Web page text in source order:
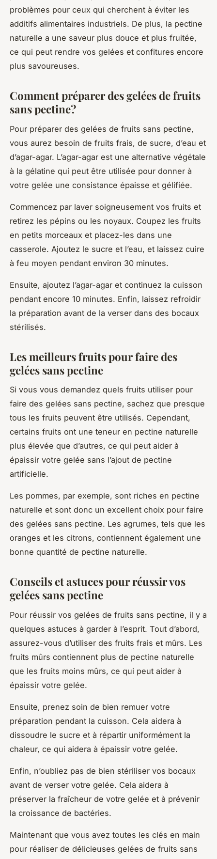
problèmes pour ceux qui cherchent à éviter les
additifs alimentaires industriels. De plus, la pectine
naturelle a une saveur plus douce et plus fruitée,
ce qui peut rendre vos gelées et confitures encore
plus savoureuses.
Comment préparer des gelées de fruits
sans pectine?
Pour préparer des gelées de fruits sans pectine,
vous aurez besoin de fruits frais, de sucre, d’eau et
d’agar-agar. L’agar-agar est une alternative végétale
à la gélatine qui peut être utilisée pour donner à
votre gelée une consistance épaisse et gélifiée.
Commencez par laver soigneusement vos fruits et
retirez les pépins ou les noyaux. Coupez les fruits
en petits morceaux et placez-les dans une
casserole. Ajoutez le sucre et l’eau, et laissez cuire
à feu moyen pendant environ 30 minutes.
Ensuite, ajoutez l’agar-agar et continuez la cuisson
pendant encore 10 minutes. Enfin, laissez refroidir
la préparation avant de la verser dans des bocaux
stérilisés.
Les meilleurs fruits pour faire des
gelées sans pectine
Si vous vous demandez quels fruits utiliser pour
faire des gelées sans pectine, sachez que presque
tous les fruits peuvent être utilisés. Cependant,
certains fruits ont une teneur en pectine naturelle
plus élevée que d’autres, ce qui peut aider à
épaissir votre gelée sans l’ajout de pectine
artificielle.
Les pommes, par exemple, sont riches en pectine
naturelle et sont donc un excellent choix pour faire
des gelées sans pectine. Les agrumes, tels que les
oranges et les citrons, contiennent également une
bonne quantité de pectine naturelle.
Conseils et astuces pour réussir vos
gelées sans pectine
Pour réussir vos gelées de fruits sans pectine, il y a
quelques astuces à garder à l’esprit. Tout d’abord,
assurez-vous d’utiliser des fruits frais et mûrs. Les
fruits mûrs contiennent plus de pectine naturelle
que les fruits moins mûrs, ce qui peut aider à
épaissir votre gelée.
Ensuite, prenez soin de bien remuer votre
préparation pendant la cuisson. Cela aidera à
dissoudre le sucre et à répartir uniformément la
chaleur, ce qui aidera à épaissir votre gelée.
Enfin, n’oubliez pas de bien stériliser vos bocaux
avant de verser votre gelée. Cela aidera à
préserver la fraîcheur de votre gelée et à prévenir
la croissance de bactéries.
Maintenant que vous avez toutes les clés en main
pour réaliser de délicieuses gelées de fruits sans